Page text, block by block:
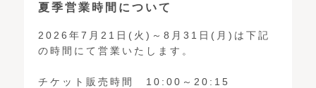
夏季営業時間について
2026年7月21日(火)～8月31日(月)は下記
の時間にて営業いたします。
チケット販売時間 10:00～20:15